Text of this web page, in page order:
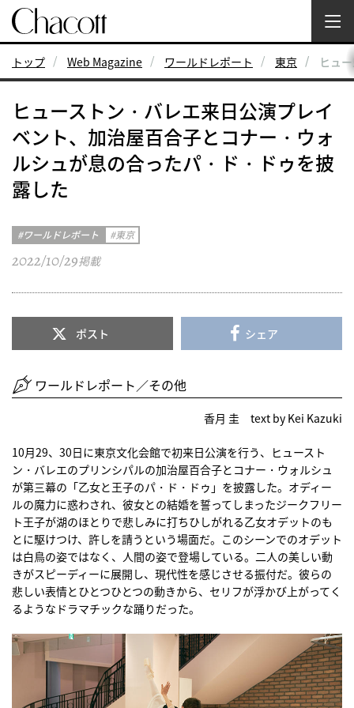
トップ Web Magazine ワールドレポート 東京 ヒュ
ヒューストン・バレエ来日公演プレイ
ベント、加治屋百合子とコナー・ウォ
ルシュが息の合ったパ・ド・ドゥを披
露した
ワールドレポート 東京
2022/10/29掲載
ポスト シェア
ワールドレポート／その他
香月 圭 text by Kei Kazuki
10月29、30日に東京文化会館で初来日公演を行う、ヒュースト
ン・バレエのプリンシパルの加治屋百合子とコナー・ウォルシュ
が第三幕の「乙女と王子のパ・ド・ドゥ」を披露した。オディー
ルの魔力に惑わされ、彼女との結婚を誓ってしまったジークフリー
ト王子が湖のほとりで悲しみに打ちひしがれる乙女オデットのも
とに駆けつけ、許しを請うという場面だ。このシーンでのオデット
は白鳥の姿ではなく、人間の姿で登場している。二人の美しい動
きがスピーディーに展開し、現代性を感じさせる振付だ。彼らの
悲しい表情とひとつひとつの動きから、セリフが浮かび上がってく
るようなドラマチックな踊りだった。